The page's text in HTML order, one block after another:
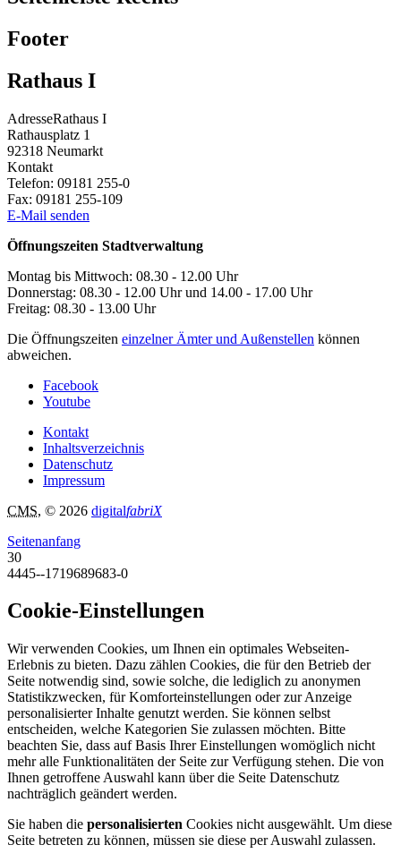
Footer
Rathaus I
AdresseRathaus I
Rathausplatz 1
92318 Neumarkt
Kontakt
Telefon: 09181 255-0
Fax: 09181 255-109
E-Mail senden
Öffnungszeiten Stadtverwaltung
Montag bis Mittwoch: 08.30 - 12.00 Uhr
Donnerstag: 08.30 - 12.00 Uhr und 14.00 - 17.00 Uhr
Freitag: 08.30 - 13.00 Uhr
Die Öffnungszeiten einzelner Ämter und Außenstellen können
abweichen.
Facebook
Youtube
Kontakt
Inhaltsverzeichnis
Datenschutz
Impressum
CMS, © 2026 digitalfabriX
Seitenanfang
30
4445--1719689683-0
Cookie-Einstellungen
Wir verwenden Cookies, um Ihnen ein optimales Webseiten-
Erlebnis zu bieten. Dazu zählen Cookies, die für den Betrieb der
Seite notwendig sind, sowie solche, die lediglich zu anonymen
Statistikzwecken, für Komforteinstellungen oder zur Anzeige
personalisierter Inhalte genutzt werden. Sie können selbst
entscheiden, welche Kategorien Sie zulassen möchten. Bitte
beachten Sie, dass auf Basis Ihrer Einstellungen womöglich nicht
mehr alle Funktionalitäten der Seite zur Verfügung stehen. Die von
Ihnen getroffene Auswahl kann über die Seite Datenschutz
nachträglich geändert werden.
Sie haben die personalisierten Cookies nicht ausgewählt. Um diese
Seite betreten zu können, müssen sie diese per Auswahl zulassen.